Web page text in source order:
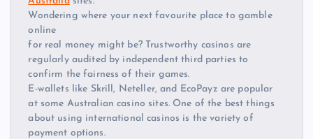
Wondering where your next favourite place to gamble
online
for real money might be? Trustworthy casinos are
regularly audited by independent third parties to
confirm the fairness of their games.
E-wallets like Skrill, Neteller, and EcoPayz are popular
at some Australian casino sites. One of the best things
about using international casinos is the variety of
payment options.